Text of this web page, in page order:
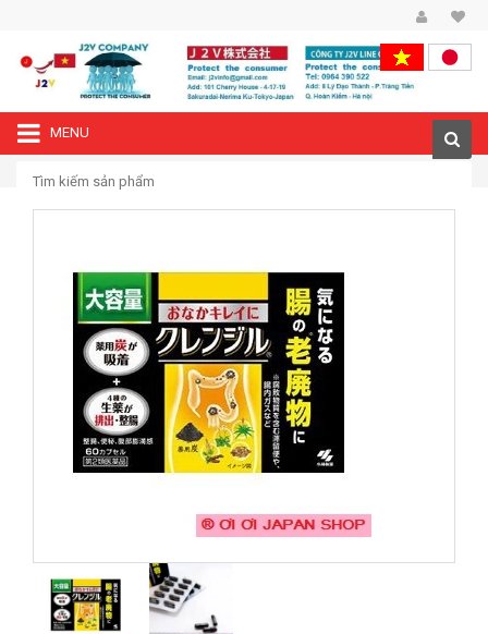
MENU
Thải độc làm sạch đường ruột Kurenjiru 60 viên Nhật Bản